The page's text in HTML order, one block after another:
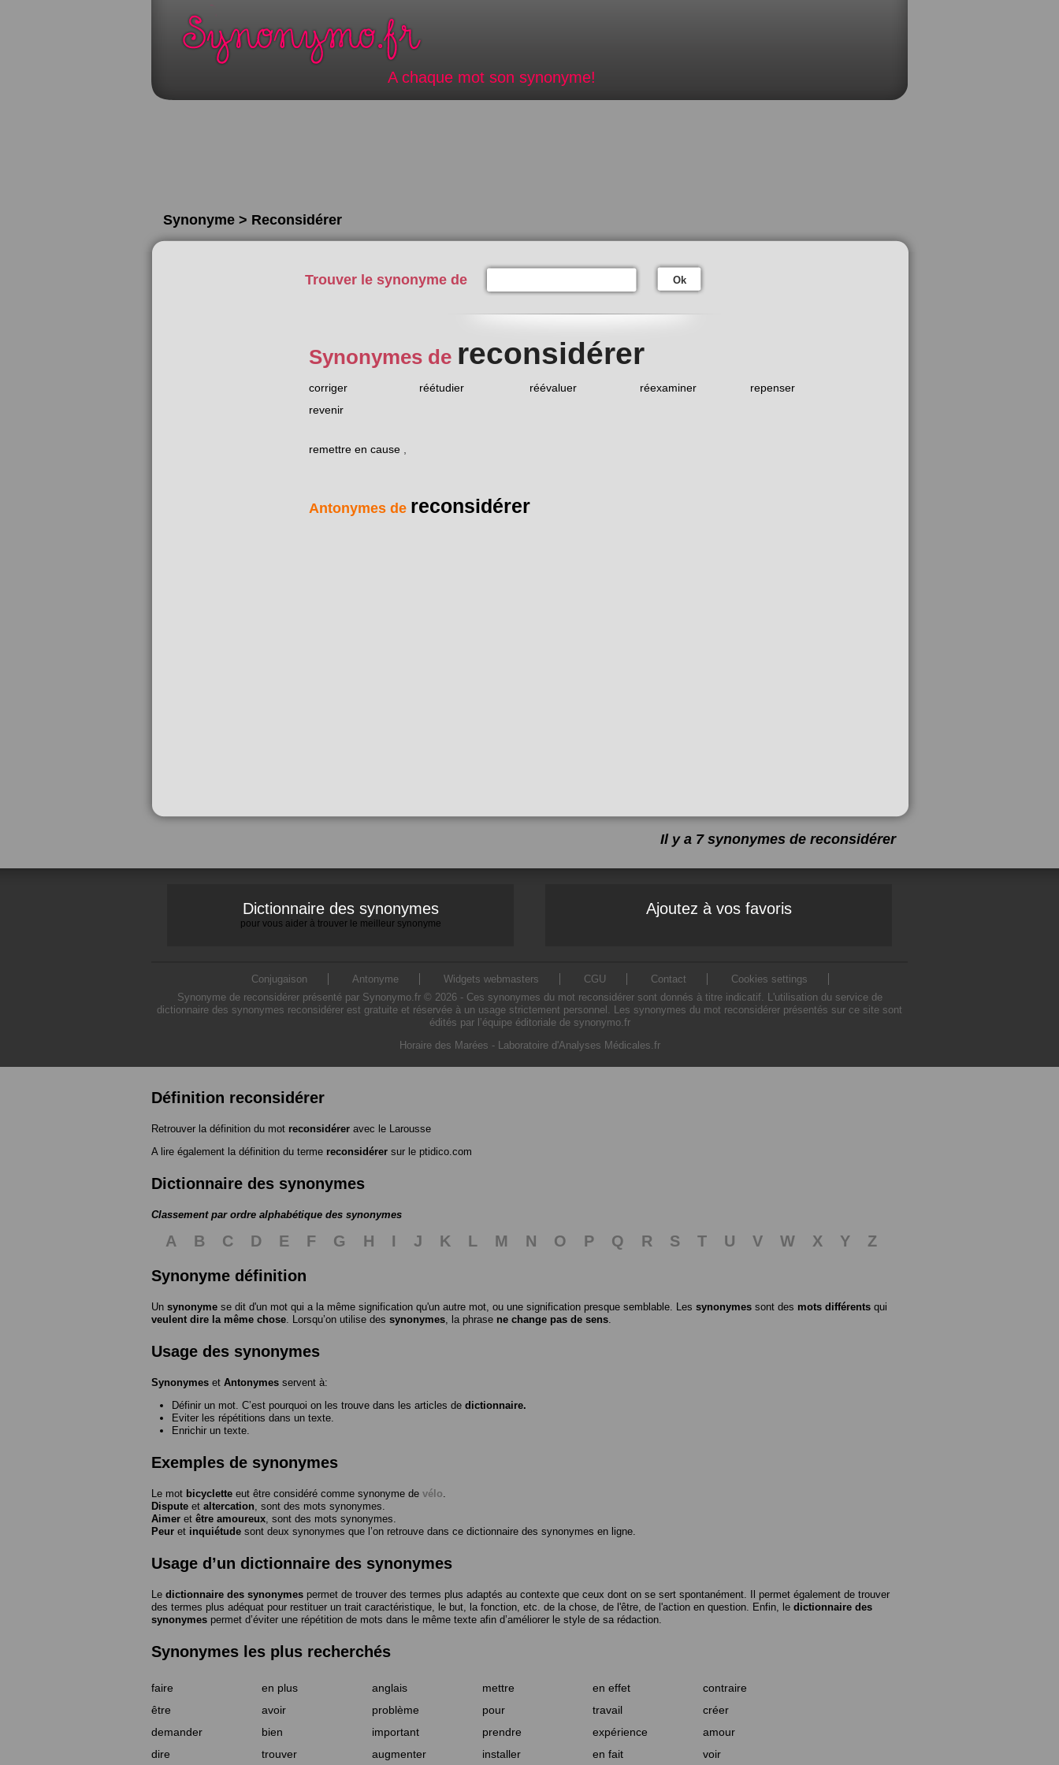
A chaque mot son synonyme!
Synonyme > Reconsidérer
Trouver le synonyme de Ok
Synonymes de reconsidérer
corriger réétudier réévaluer réexaminer
repenser
revenir
remettre en cause
Antonymes de reconsidérer
Il y a 7 synonymes de reconsidérer
Dictionnaire des synonymes
pour vous aider à trouver le meilleur synonyme
Ajoutez à vos favoris
Conjugaison Antonyme Widgets webmasters CGU Contact
Cookies settings
Synonyme de reconsidérer présenté par Synonymo.fr © 2026 - Ces synonymes du mot reconsidérer sont donnés à titre indicatif. L'utilisation du service de
dictionnaire des synonymes reconsidérer est gratuite et réservée à un usage strictement personnel. Les synonymes du mot reconsidérer présentés sur ce site sont
édités par l’équipe éditoriale de synonymo.fr
Horaire des Marées - Laboratoire d'Analyses Médicales.fr
Définition reconsidérer
Retrouver la définition du mot reconsidérer avec le Larousse
A lire également la définition du terme reconsidérer sur le ptidico.com
Dictionnaire des synonymes
Classement par ordre alphabétique des synonymes
A B C D E F G H I J K L M N O P Q R S T U V W X Y
Z
Synonyme définition
Un synonyme se dit d'un mot qui a la même signification qu'un autre mot, ou une signification presque semblable. Les synonymes sont des mots différents qui
veulent dire la même chose . Lorsqu’on utilise des synonymes , la phrase ne change pas de sens
Usage des synonymes
Synonymes et Antonymes servent à:
Définir un mot. C’est pourquoi on les trouve dans les articles de dictionnaire.
Eviter les répétitions dans un texte.
Enrichir un texte.
Exemples de synonymes
Le mot bicyclette eut être considéré comme synonyme de vélo
Dispute et altercation , sont des mots synonymes.
Aimer et être amoureux , sont des mots synonymes.
Peur et inquiétude sont deux synonymes que l’on retrouve dans ce dictionnaire des synonymes en ligne.
Usage d’un dictionnaire des synonymes
Le dictionnaire des synonymes permet de trouver des termes plus adaptés au contexte que ceux dont on se sert spontanément. Il permet également de trouver
des termes plus adéquat pour restituer un trait caractéristique, le but, la fonction, etc. de la chose, de l'être, de l'action en question. Enfin, le dictionnaire des
synonymes permet d’éviter une répétition de mots dans le même texte afin d’améliorer le style de sa rédaction.
Synonymes les plus recherchés
faire en plus anglais mettre en effet
contraire
être
avoir problème pour travail
créer
demander
bien important prendre expérience
amour
dire
trouver augmenter installer en fait voir